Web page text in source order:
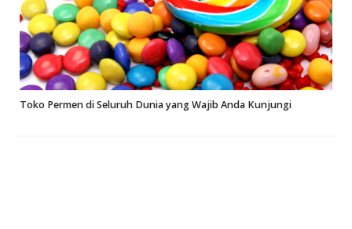
Toko Permen di Seluruh Dunia yang Wajib Anda Kunjungi